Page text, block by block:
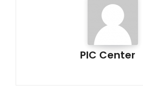
PIC Center